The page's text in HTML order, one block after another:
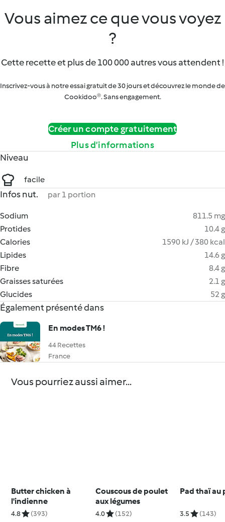
Vous aimez ce que vous voyez
?
Cette recette et plus de 100 000 autres vous attendent !
Inscrivez-vous à notre essai gratuit de 30 jours et découvrez le monde de
Cookidoo®. Sans engagement.
Créer un compte gratuitement
Plus d’informations
Niveau
facile
Infos nut. par 1 portion
Sodium
811.5 mg
Protides
10.4 g
Calories
1590 kJ / 380 kcal
Lipides
14.6 g
Fibre
8.4 g
Graisses saturées
2.1 g
Glucides
52 g
Également présenté dans
En modes TM6 !
44 Recettes
France
Vous pourriez aussi aimer...
Butter chicken à
l'indienne
4.8 (393)
Couscous de poulet
aux légumes
4.0 (152)
Pad thaï au
3.5 (143)